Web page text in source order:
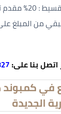
طرق الدفع
اتصل بنا على:
في كمبوند
الجديدة